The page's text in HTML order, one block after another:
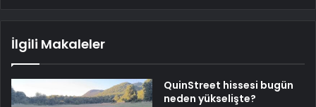
İlgili Makaleler
QuinStreet hissesi bugün
neden yükselişte?